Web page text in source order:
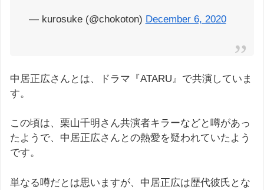
— kurosuke (@chokoton) December 6, 2020
中居正広さんとは、ドラマ『ATARU』で共演していま
す。
この頃は、栗山千明さん共演者キラーなどと噂があっ
たようで、中居正広さんとの熱愛を疑われていたよう
です。
単なる噂だとは思いますが、中居正広は歴代彼氏とな